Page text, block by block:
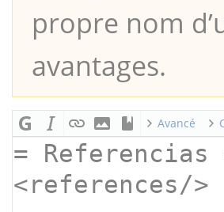
propre nom
avantages.
Avancé